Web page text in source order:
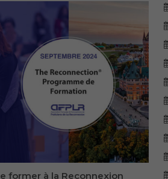
former à la Reconnexion